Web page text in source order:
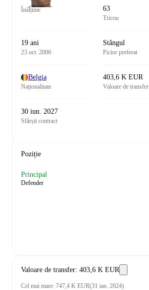
Înălțime 63
Tricou
19 ani
23 oct. 2006
Stângul
Picior preferat
Belgia
Naționalitate
403,6 K EUR
Valoare de transfer
30 iun. 2027
Sfârșit contract
Poziție
Principal
Defender
Valoare de transfer: 403,6 K EUR
Cel mai mare: 747,4 K EUR(31 ian. 2024)